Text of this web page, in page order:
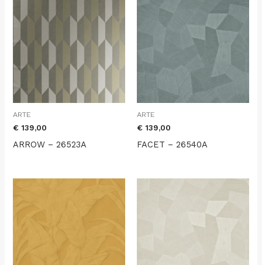
ARTE
€ 139,00
ARROW – 26523A
ARTE
€ 139,00
FACET – 26540A